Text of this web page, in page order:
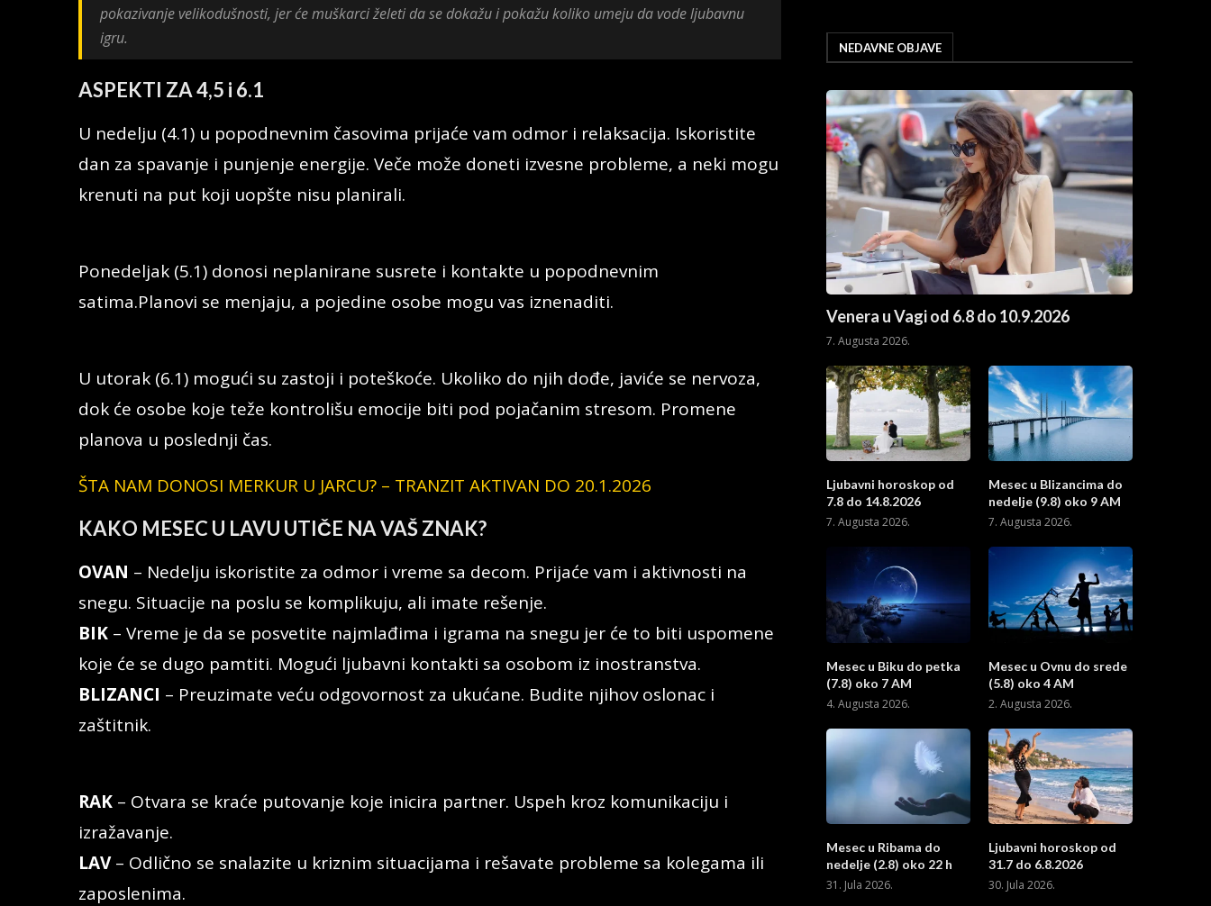
pokazivanje velikodušnosti, jer će muškarci želeti da se dokažu i pokažu koliko umeju da vode ljubavnu
igru.
ASPEKTI ZA 4,5 i 6.1
U nedelju (4.1) u popodnevnim časovima prijaće vam odmor i relaksacija. Iskoristite
dan za spavanje i punjenje energije. Veče može doneti izvesne probleme, a neki mogu
krenuti na put koji uopšte nisu planirali.
Ponedeljak (5.1) donosi neplanirane susrete i kontakte u popodnevnim
satima.Planovi se menjaju, a pojedine osobe mogu vas iznenaditi.
U utorak (6.1) mogući su zastoji i poteškoće. Ukoliko do njih dođe, javiće se nervoza,
dok će osobe koje teže kontrolišu emocije biti pod pojačanim stresom. Promene
planova u poslednji čas.
ŠTA NAM DONOSI MERKUR U JARCU? – TRANZIT AKTIVAN DO 20.1.2026
KAKO MESEC U LAVU UTIČE NA VAŠ ZNAK?
OVAN – Nedelju iskoristite za odmor i vreme sa decom. Prijaće vam i aktivnosti na
snegu. Situacije na poslu se komplikuju, ali imate rešenje.
BIK – Vreme je da se posvetite najmlađima i igrama na snegu jer će to biti uspomene
koje će se dugo pamtiti. Mogući ljubavni kontakti sa osobom iz inostranstva.
BLIZANCI – Preuzimate veću odgovornost za ukućane. Budite njihov oslonac i
zaštitnik.
RAK – Otvara se kraće putovanje koje inicira partner. Uspeh kroz komunikaciju i
izražavanje.
LAV– Odlično se snalazite u kriznim situacijama i rešavate probleme sa kolegama ili
zaposlenima.
NEDAVNE OBJAVE
Venera u Vagi od 6.8 do 10.9.2026
7. Augusta 2026.
Ljubavni horoskop od
7.8 do 14.8.2026
7. Augusta 2026.
Mesec u Blizancima do
nedelje (9.8) oko 9 AM
7. Augusta 2026.
Mesec u Biku do petka
(7.8) oko 7 AM
4. Augusta 2026.
Mesec u Ovnu do srede
(5.8) oko 4 AM
2. Augusta 2026.
Mesec u Ribama do
nedelje (2.8) oko 22 h
31. Jula 2026.
Ljubavni horoskop od
31.7 do 6.8.2026
30. Jula 2026.